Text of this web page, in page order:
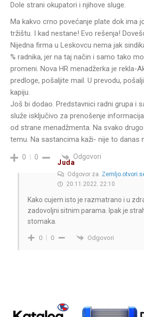
Dole strani okupatori i njihove sluge.
Ma kakvo crno povećanje plate dok ima
tržištu. I kad nestane! Evo rešenja!
Nijedna firma u Leskovcu nema jak
% radnika, jer na taj način i samo tako
promeni. Nova HR menadžerka je rekla-
predloge, pošaljite mail. U prevodu,
kapiju.
Još bi dodao. Predstavnici radni grupa i
služe isključivo za prenošenje
od strane menadžmenta. Na svako
temu. Na sastancima kaži- nije to danas
0 0 Odgovori
Juda
Odgovor za
20.11.2022. 22:10
Kako cujem isto je razmatrano i u
zadovoljni sitnim parama. Ipak je
stomaka.
0 0 Odgovori